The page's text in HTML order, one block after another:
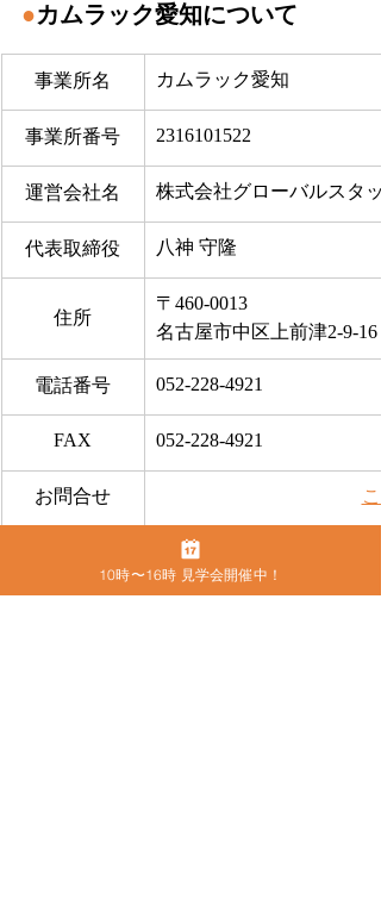
●カムラック愛知について
事業所名 カムラック愛知
事業所番号 2316101522
運営会社名 株式会社グローバルスタ
代表取締役 八神 守隆
住所
〒460-0013
名古屋市中区上前津2-9-16
電話番号 052-228-4921
FAX 052-228-4921
お問合せ
カムラック愛知の住所
〒460-0013　名古屋市中区上前津2-9-16
10時〜16時 見学会開催中！